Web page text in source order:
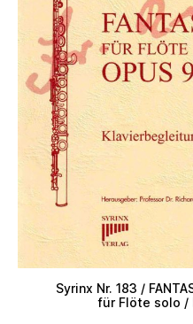
Syrinx Nr. 183 /
für Flöte solo /